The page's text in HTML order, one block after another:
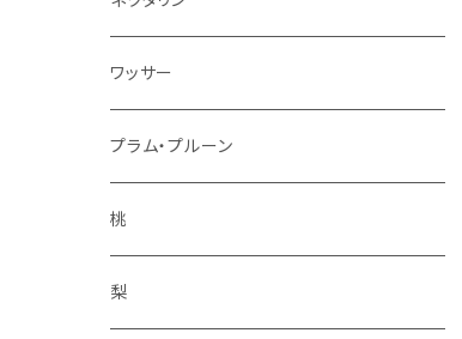
シナノゴールド
ぐんま名月
王林
サンふじ
アルコール
冷凍フルーツ
コンポート
ワッサー
プラム・プルーン
桃
梨